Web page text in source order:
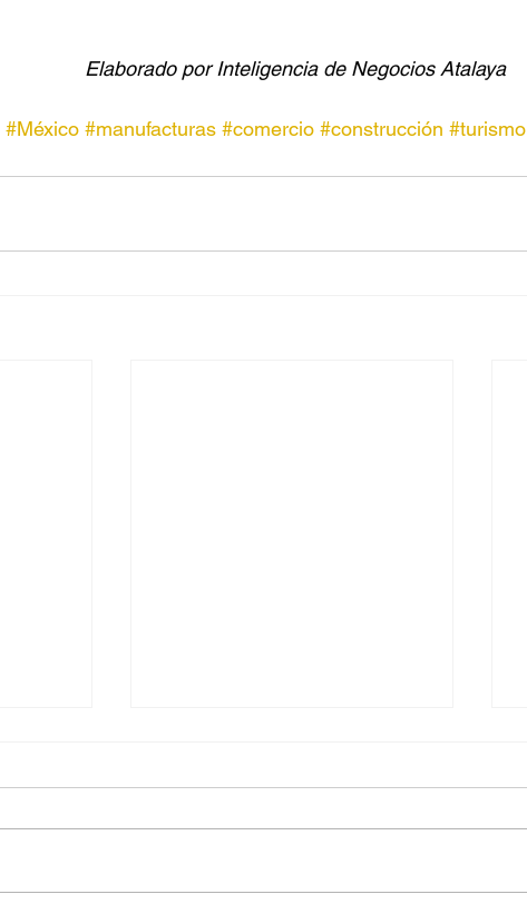
Elaborado por Inteligencia de Negocios Atalaya
#México #manufacturas #comercio #construcción #turismo